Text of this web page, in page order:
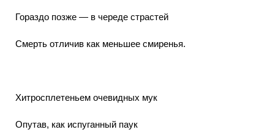
Гораздо позже — в череде страстей
Смерть отличив как меньшее смиренья.
Хитросплетеньем очевидных мук
Опутав, как испуганный паук